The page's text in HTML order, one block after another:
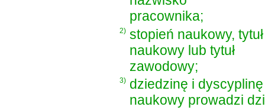
pracownika;
2) stopień naukowy, tytuł
naukowy lub tytuł
zawodowy;
3) dziedzinę i
naukowy prowadzi